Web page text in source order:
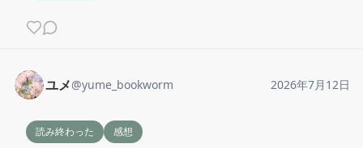
ユメ@yume_bookworm 2026年7月12日
読み終わった 感想